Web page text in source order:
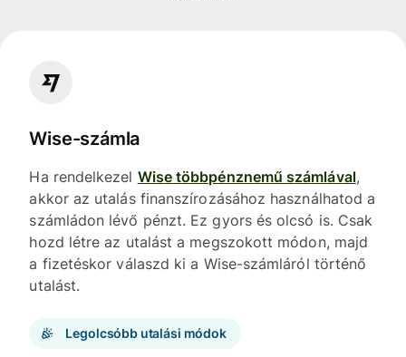
Wise-számla
Ha rendelkezel Wise többpénznemű számlával,
akkor az utalás finanszírozásához használhatod a
számládon lévő pénzt. Ez gyors és olcsó is. Csak
hozd létre az utalást a megszokott módon, majd
a fizetéskor válaszd ki a Wise-számláról történő
utalást.
Legolcsóbb utalási módok